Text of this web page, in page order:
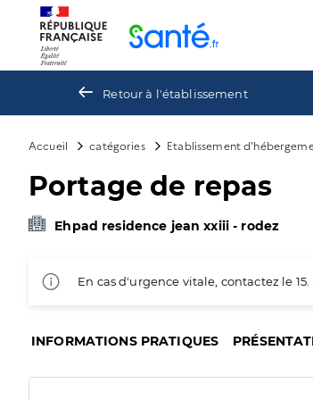
Retour à l'établissement
Accueil catégories Etablissement
Portage de repas
Ehpad residence jean xxiii - rodez
En cas d'urgence vitale, contactez le
INFORMATIONS PRATIQUES
Panneau de gestion des cookies